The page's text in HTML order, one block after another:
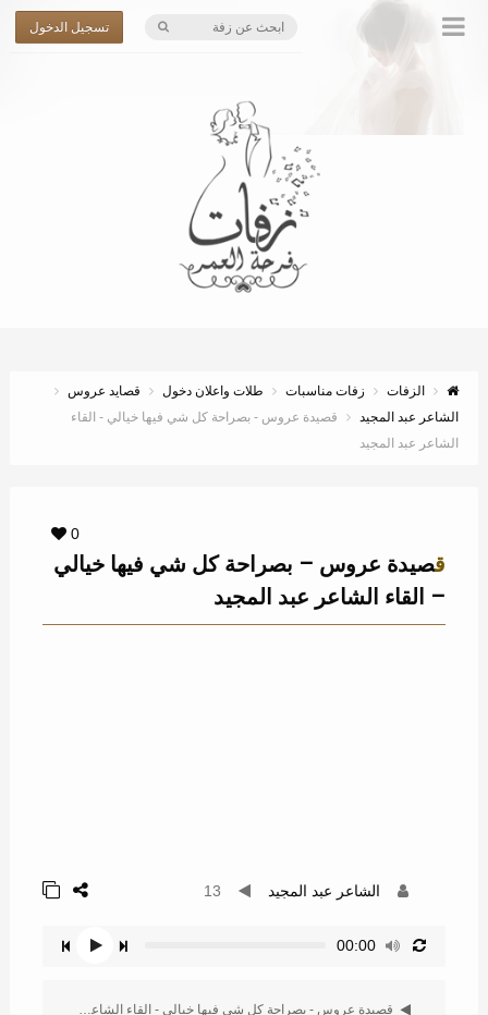
تسجيل الدخول
الزفات زفات مناسبات طلات واعلان دخول
قصايد عروس
الشاعر عبد المجيد
قصيدة عروس - بصراحة كل شي فيها خيالي - القاء
الشاعر عبد المجيد
0
قصيدة عروس – بصراحة كل شي فيها خيالي
– القاء الشاعر عبد المجيد
الشاعر عبد المجيد 13
00:00
قصيدة عروس - بصراحة كل شي فيها خيالي - القاء الشاعر عبد المجيد